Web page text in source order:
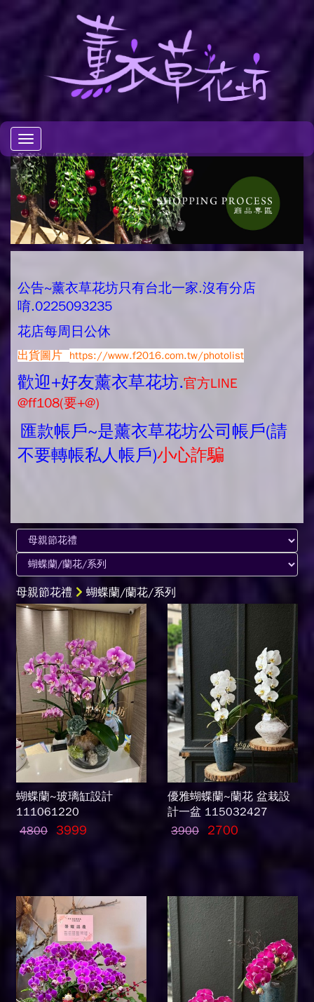
Toggle
navigation
公告~薰衣草花坊只有台北一家.沒有分店
唷.0225093235
花店每周日公休
出貨圖片 https://www.f2016.com.tw/photolist
歡迎+好友薰衣草花坊.官方LINE
@ff108(要+@)
匯款帳戶~是薰衣草花坊公司帳戶(請
不要轉帳私人帳戶)小心詐騙
母親節花禮 蝴蝶蘭/蘭花/系列
蝴蝶蘭~玻璃缸設計
111061220
4800 3999
優雅蝴蝶蘭~蘭花 盆栽設
計一盆 115032427
3900
2700